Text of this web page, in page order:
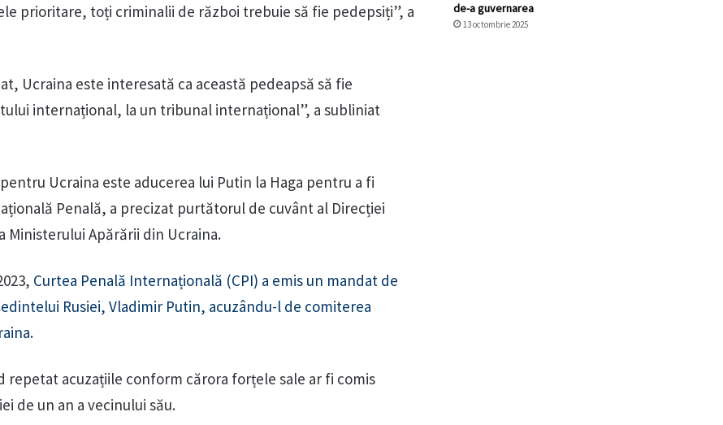
prioritare, toți criminalii de război trebuie să fie pedepsiți”, a
Ucraina este interesată ca această pedeapsă să fie
internațional, la un tribunal internațional”, a subliniat
Ucraina este aducerea lui Putin la Haga pentru a fi
Penală, a precizat purtătorul de cuvânt al Direcției
Ministerului Apărării din Ucraina.
Curtea Penală Internațională (CPI) a emis un mandat de
Rusiei, Vladimir Putin, acuzându-l de comiterea
repetat acuzațiile conform cărora forțele sale ar fi comis
de un an a vecinului său.
de-a guvernarea
13 octombrie 2025